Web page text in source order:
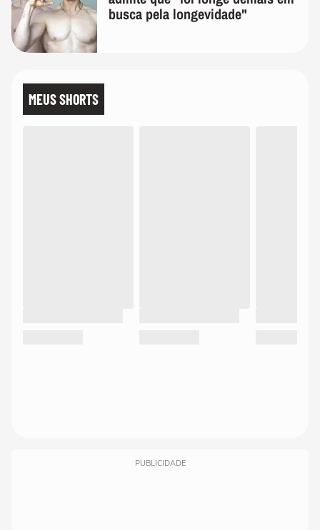
busca pela longevidade"
MEUS SHORTS
PUBLICIDADE